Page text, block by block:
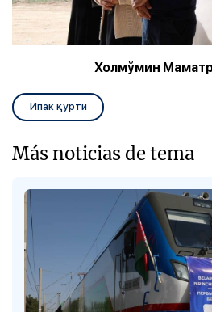
Холмўмин
Ипак қурти
Más noticias de tema